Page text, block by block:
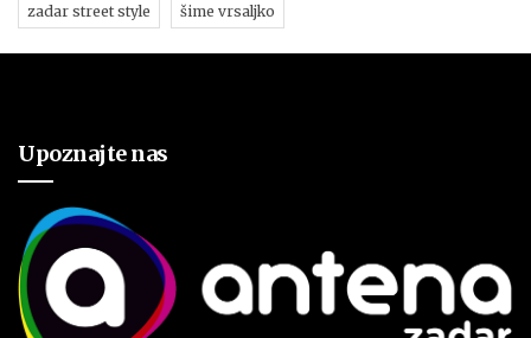
zadar street style šime vrsaljko
Upoznajte nas